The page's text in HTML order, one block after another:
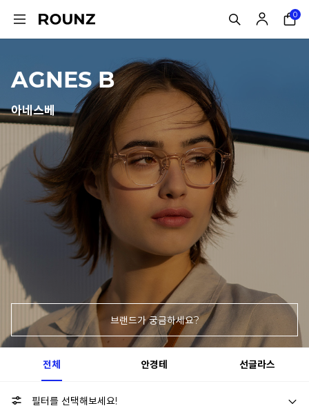
0
AGNES B
아네스베
브랜드가 궁금하세요?
전체 안경테 선글라스
필터를 선택해보세요!